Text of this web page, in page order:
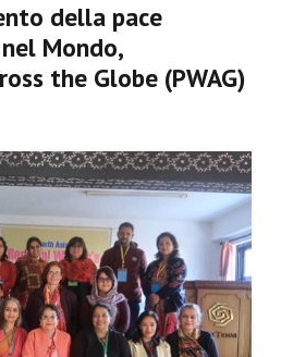
della pace
Mondo,
the Globe (PWAG)